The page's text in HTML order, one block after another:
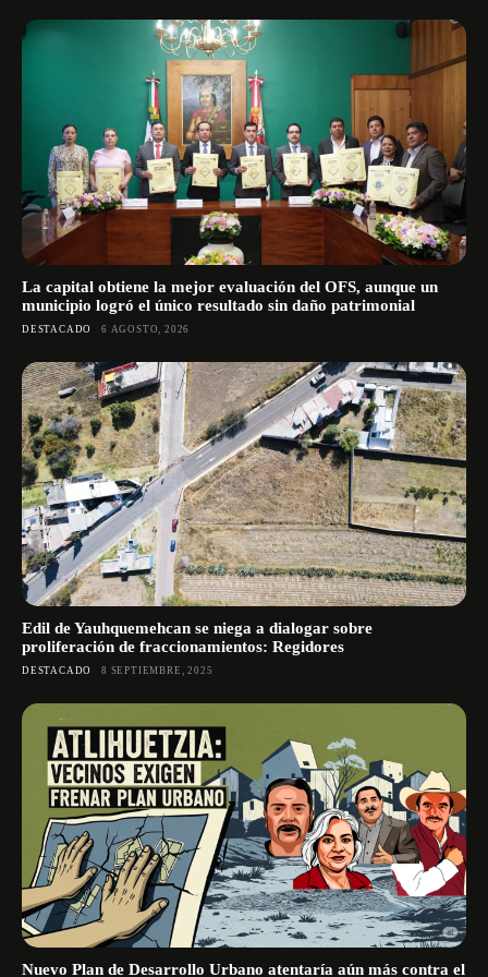
La capital obtiene la mejor evaluación del OFS, aunque un
municipio logró el único resultado sin daño patrimonial
DESTACADO 6 AGOSTO, 2026
Edil de Yauhquemehcan se niega a dialogar sobre
proliferación de fraccionamientos: Regidores
DESTACADO 8 SEPTIEMBRE, 2025
Nuevo Plan de Desarrollo Urbano atentaría aún más contra el